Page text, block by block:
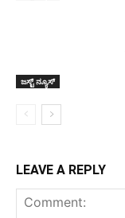
ಜಸ್ಟ್ ನ್ಯೂಸ್
LEAVE A REPLY